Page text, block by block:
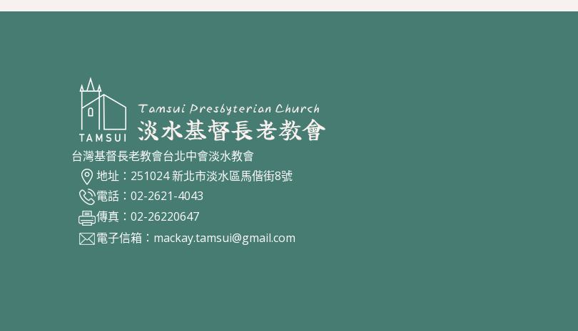
台灣基督長老教會台北中會淡水教會
地址：251024 新北市淡水區馬偕街8號
電話：02-2621-4043
傳真：02-26220647
電子信箱： mackay.tamsui@gmail.com